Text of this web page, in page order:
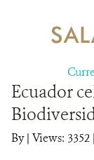
Ecuador
By| Views: 3352